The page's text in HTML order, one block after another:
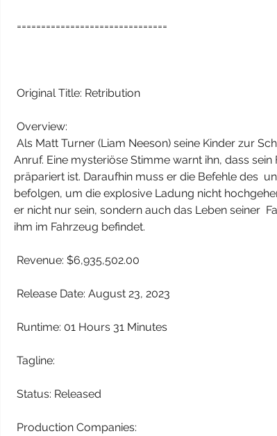
===============================
Original Title: Retribution
Overview:
Anruf. Eine mysteriöse Stimme warnt ihn, dass
präpariert ist. Daraufhin muss er die Befehle des
befolgen, um die explosive Ladung nicht
er nicht nur sein, sondern auch das Leben seiner
ihm im Fahrzeug befindet.
Revenue: $6,935,502.00
Release Date: August 23, 2023
Runtime: 01 Hours 31 Minutes
Tagline:
Status: Released
Production Companies: